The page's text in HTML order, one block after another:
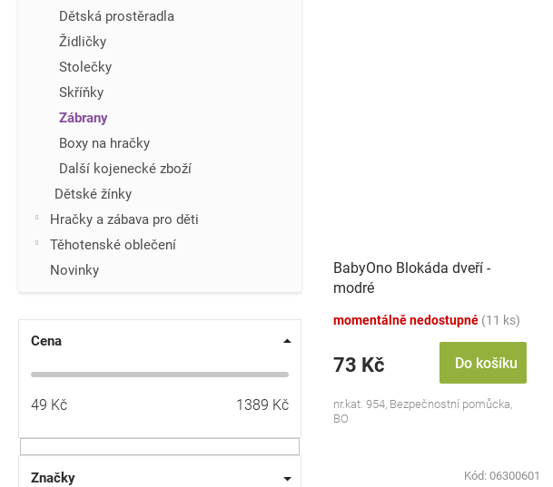
Dětská prostěradla
Židličky
Stolečky
Skříňky
Zábrany
Boxy na hračky
Další kojenecké zboží
Dětské žínky
Hračky a zábava pro děti
Těhotenské oblečení
Novinky
Cena
49 Kč 1389 Kč
Značky
BabyOno Blokáda dveří -
modré
momentálně nedostupné (11 ks)
73 Kč Do košíku
nr.kat. 954, Bezpečnostní pomůcka,
BO
Kód: 06300601